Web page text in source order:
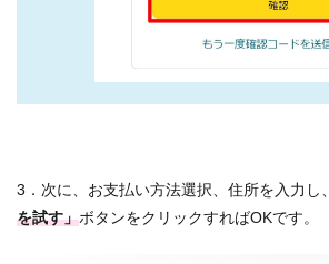
3．次に、お支払い方法選択、住所を入力し、
を試す」ボタンをクリックすればOKです。